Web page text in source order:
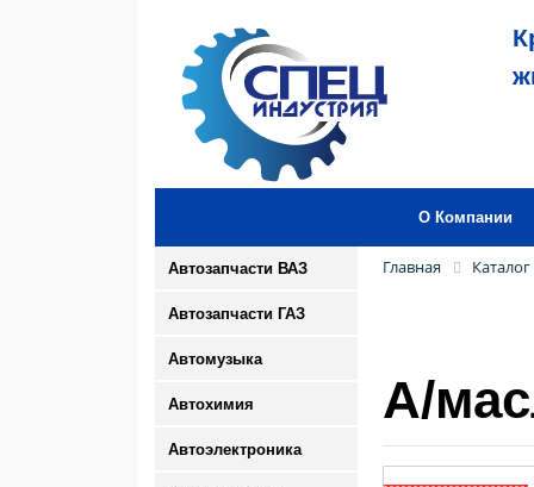
О Компании
Автозапчасти ВАЗ
Автозапчасти ГАЗ
Автомузыка
Автохимия
Автоэлектроника
Главная Каталог
А/